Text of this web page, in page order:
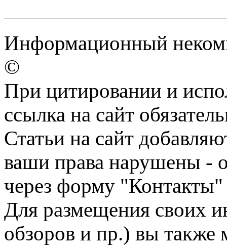
Информационный
©
При цитировании и
ссылка на сайт
Статьи на сайт
ваши права нарушены -
через форму "Контакты"
Для размещения своих
обзоров и пр.) вы также